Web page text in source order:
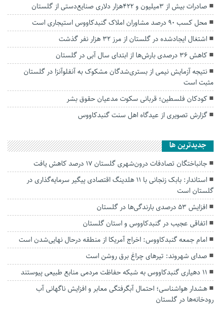
صادرات بیش از ۳میلیون و ۴۲۲هزار دلاری صنایع‌دستی از گلستان
محل کسب ۹۰ درصد مشاوران املاک گنبدکاووس استیجاری است
اشتغال ایجادشده در گلستان از مرز ۳۲ هزار نفر گذشت
کاهش ۳۶ درصدی بارش‌ها از ابتدای سال آبی در گلستان
نتیجه آزمایش نیمی از بستری‌شدگان مشکوک به آنفلوآنزا در گلستان
مثبت است
کودکان فلسطین؛ قربانی سکوت مدعیان حقوق بشر
گزارش تصویری از عیدگاه اهل سنت گنبدکاووس
جديدترين ها
جانباختگان تصادفات درون‌شهری گلستان ۱۷ درصد کاهش یافت
استاندار: بابک زنجانی با ۱۱ هلدینگ اقتصادی پیگیر سرمایه‌گذاری در
گلستان است
افزایش ۵۳ درصدی بارندگی‌ها در گلستان
اتفاقی عجیب در‌ گنبدکاووس و استان گلستان
امام جمعه گنبدکاووس: اخراج آمریکا از منطقه درحال نهایی‌شدن است
صدای شهروند: تیرهای چراغ برق روشن است
۱۱ دهیاری گنبدکاووس به شبکه حفاظت مردمی منابع طبیعی پیوستند
هشدار هواشناسی؛ احتمال آبگرفتگی معابر و افزایش ناگهانی آب
رودخانه‌ها در گلستان